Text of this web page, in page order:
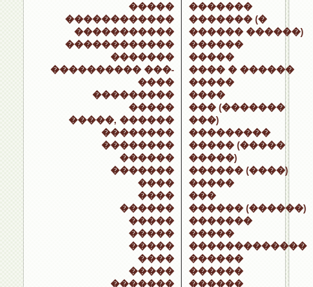
�����
������������
�����������
������������
�������
���������� ���-
����
���������
�����
�����, ������
��������
��������
������
�������
����
����
������
�����
�����
�����
����
�����
�������
�������
������� (�
������ ������)
������
�����
���� � ������
�����
����
��� (�������
���)
���������
����� (�����
�����)
������ (����)
�����
���
������ (������)
�������
�����
�������������
������
������
������